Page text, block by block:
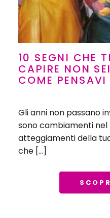
10 SEGNI CHE
CAPIRE NON
COME PENSAVI
Gli anni non passano
sono cambiamenti
atteggiamenti della
che […]